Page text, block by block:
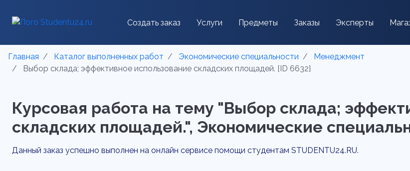
Создать заказ Услуги Предметы Заказы Эксперты
Главная Каталог выполненных работ Экономические специальности
Менеджмент
Выбор склада; эффективное использование складских площадей. [ID 6632]
Курсовая работа на тему "Выбор склада;
складских площадей.", Экономические
Данный заказ успешно выполнен на онлайн сервисе помощи студентам STUDENTU24.RU.